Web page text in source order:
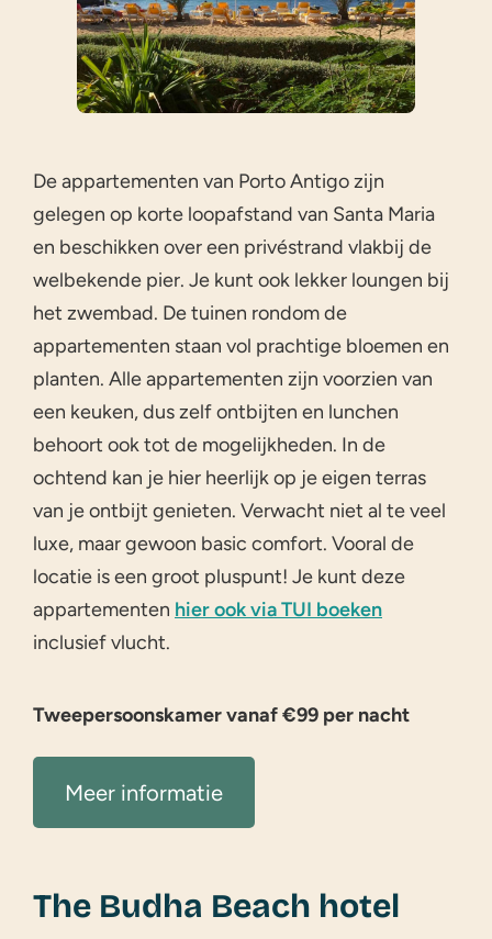
De appartementen van Porto Antigo zijn
gelegen op korte loopafstand van Santa Maria
en beschikken over een privéstrand vlakbij de
welbekende pier. Je kunt ook lekker loungen bij
het zwembad. De tuinen rondom de
appartementen staan vol prachtige bloemen en
planten. Alle appartementen zijn voorzien van
een keuken, dus zelf ontbijten en lunchen
behoort ook tot de mogelijkheden. In de
ochtend kan je hier heerlijk op je eigen terras
van je ontbijt genieten. Verwacht niet al te veel
luxe, maar gewoon basic comfort. Vooral de
locatie is een groot pluspunt! Je kunt deze
appartementen hier ook via TUI boeken
inclusief vlucht.
Tweepersoonskamer vanaf €99 per nacht
Meer informatie
The Budha Beach hotel